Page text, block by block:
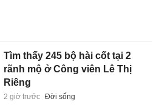
Tìm thấy 245 bộ hài cốt tại 2
rãnh mộ ở Công viên Lê Thị
Riêng
2 giờ trước Đời sống